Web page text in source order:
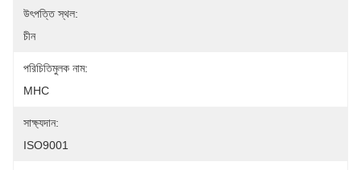
উৎপত্তি স্থল:
চীন
পরিচিতিমুলক নাম:
MHC
সাক্ষ্যদান:
ISO9001